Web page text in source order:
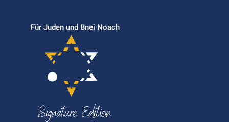
Für Juden und Bnei Noach